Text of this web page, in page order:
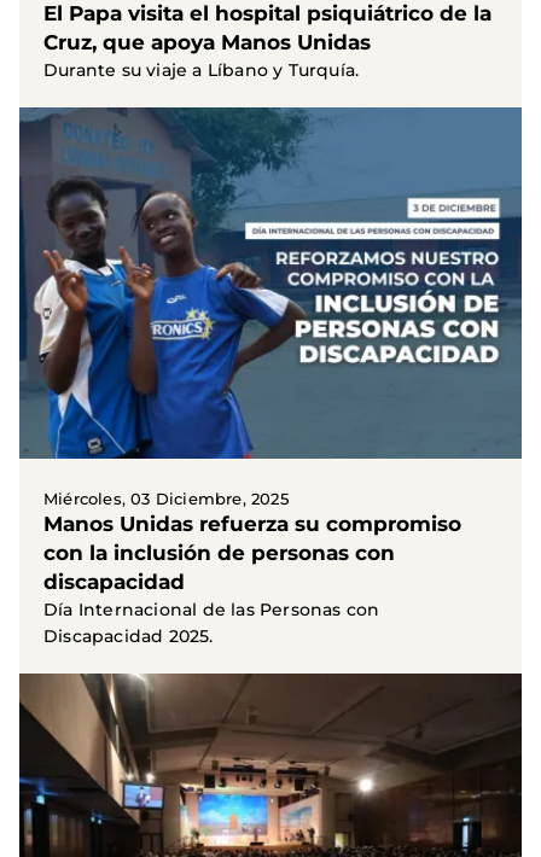
El Papa visita el hospital psiquiátrico de la
Cruz, que apoya Manos Unidas
Durante su viaje a Líbano y Turquía.
Miércoles, 03 Diciembre, 2025
Manos Unidas refuerza su compromiso
con la inclusión de personas con
discapacidad
Día Internacional de las Personas con
Discapacidad 2025.